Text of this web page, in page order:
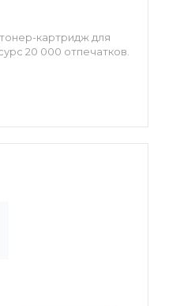
картридж для
20 000 отпечатков.